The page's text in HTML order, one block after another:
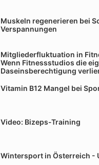
Muskeln regenerieren bei
Verspannungen
Mitgliederfluktuation in
Wenn Fitnessstudios die
Daseinsberechtigung
Vitamin B12 Mangel bei
Video: Bizeps-Training
Wintersport in Österreich -